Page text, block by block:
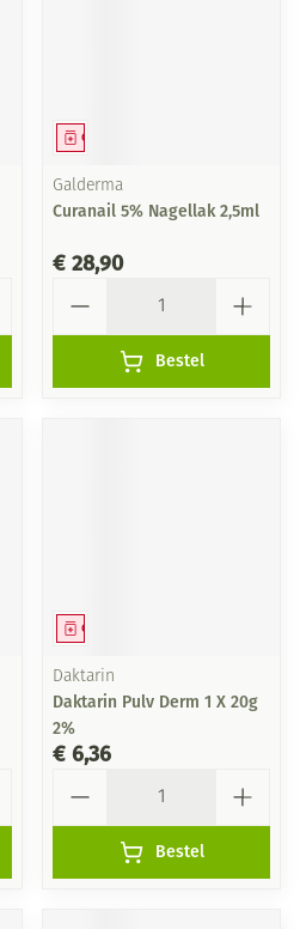
Geneesmiddel
Galderma
Curanail 5% Nagellak 2,5ml
€ 28,90
Bestel
Geneesmiddel
Daktarin
Daktarin Pulv Derm 1 X 20g
2%
€ 6,36
Bestel